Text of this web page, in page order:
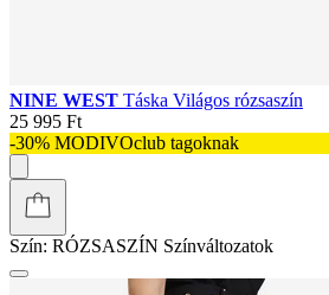
NINE WEST Táska Világos rózsaszín
25 995 Ft
-30% MODIVOclub tagoknak
Szín: RÓZSASZÍN Színváltozatok